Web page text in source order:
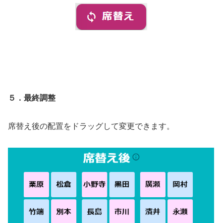
５．最終調整
席替え後の配置をドラッグして変更できます。